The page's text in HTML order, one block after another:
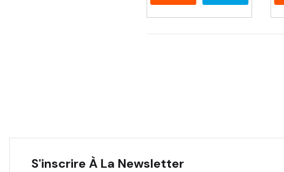
S'inscrire À La Newsletter